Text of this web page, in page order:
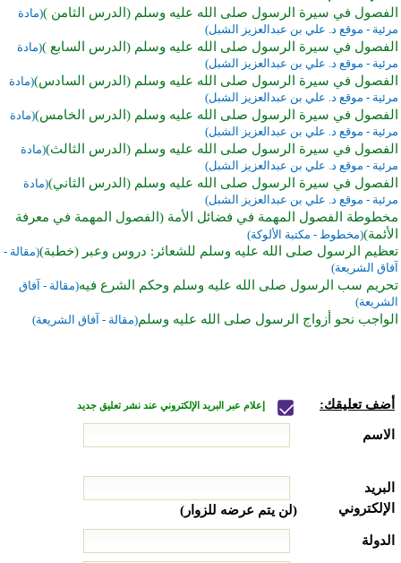
الفصول في سيرة الرسول صلى الله عليه وسلم (الدرس الثامن )(مادة
مرئية - موقع د. علي بن عبدالعزيز الشبل)
الفصول في سيرة الرسول صلى الله عليه وسلم (الدرس السابع )(مادة
مرئية - موقع د. علي بن عبدالعزيز الشبل)
الفصول في سيرة الرسول صلى الله عليه وسلم (الدرس السادس)(مادة
مرئية - موقع د. علي بن عبدالعزيز الشبل)
الفصول في سيرة الرسول صلى الله عليه وسلم (الدرس الخامس)(مادة
مرئية - موقع د. علي بن عبدالعزيز الشبل)
الفصول في سيرة الرسول صلى الله عليه وسلم (الدرس الثالث)(مادة
مرئية - موقع د. علي بن عبدالعزيز الشبل)
الفصول في سيرة الرسول صلى الله عليه وسلم (الدرس الثاني)(مادة
مرئية - موقع د. علي بن عبدالعزيز الشبل)
مخطوطة الفصول المهمة في فضائل الأمة (الفصول المهمة في معرفة
الأئمة)(مخطوط - مكتبة الألوكة)
تعظيم الرسول صلى الله عليه وسلم للشعائر: دروس وعبر (خطبة)(مقالة -
آفاق الشريعة)
تحريم سب الرسول صلى الله عليه وسلم وحكم الشرع فيه(مقالة - آفاق
الشريعة)
الواجب نحو أزواج الرسول صلى الله عليه وسلم(مقالة - آفاق الشريعة)
أضف تعليقك: إعلام عبر البريد الإلكتروني عند نشر تعليق جديد
الاسم
البريد
الإلكتروني
(لن يتم عرضه للزوار)
الدولة